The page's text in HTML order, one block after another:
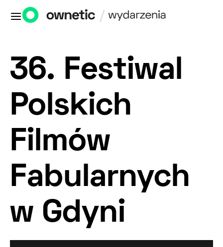
36. Festiwal
Polskich
Filmów
Fabularnych
w Gdyni